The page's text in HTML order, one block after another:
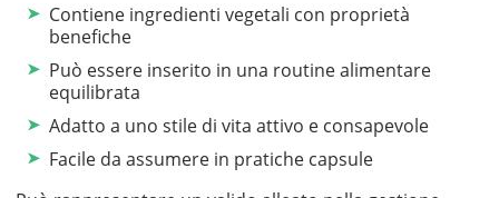
Contiene ingredienti vegetali con proprietà
benefiche
Può essere inserito in una routine alimentare
equilibrata
Adatto a uno stile di vita attivo e consapevole
Facile da assumere in pratiche capsule